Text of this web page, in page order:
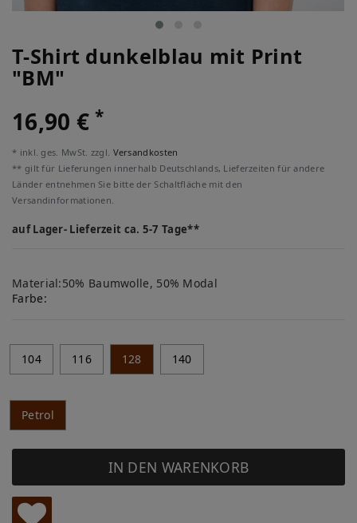
T-Shirt dunkelblau mit Print
"BM"
16,90 €*
* inkl. ges. MwSt. zzgl. Versandkosten
** gilt für Lieferungen innerhalb Deutschlands, Lieferzeiten für andere
Länder entnehmen Sie bitte der Schaltfläche mit den
Versandinformationen.
auf Lager- Lieferzeit ca. 5-7 Tage**
Material:50% Baumwolle, 50% Modal
Farbe:
104 116 128 140
Petrol
IN DEN WARENKORB